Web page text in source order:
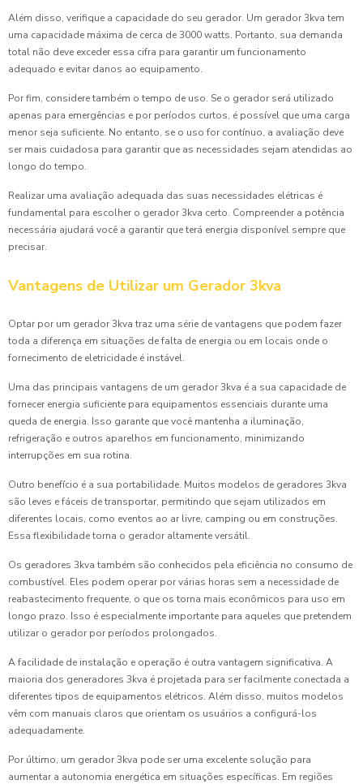
Além disso, verifique a capacidade do seu gerador. Um gerador 3kva tem
uma capacidade máxima de cerca de 3000 watts. Portanto, sua demanda
total não deve exceder essa cifra para garantir um funcionamento
adequado e evitar danos ao equipamento.
Por fim, considere também o tempo de uso. Se o gerador será utilizado
apenas para emergências e por períodos curtos, é possível que uma carga
menor seja suficiente. No entanto, se o uso for contínuo, a avaliação deve
ser mais cuidadosa para garantir que as necessidades sejam atendidas ao
longo do tempo.
Realizar uma avaliação adequada das suas necessidades elétricas é
fundamental para escolher o gerador 3kva certo. Compreender a potência
necessária ajudará você a garantir que terá energia disponível sempre que
precisar.
Vantagens de Utilizar um Gerador 3kva
Optar por um gerador 3kva traz uma série de vantagens que podem fazer
toda a diferença em situações de falta de energia ou em locais onde o
fornecimento de eletricidade é instável.
Uma das principais vantagens de um gerador 3kva é a sua capacidade de
fornecer energia suficiente para equipamentos essenciais durante uma
queda de energia. Isso garante que você mantenha a iluminação,
refrigeração e outros aparelhos em funcionamento, minimizando
interrupções em sua rotina.
Outro benefício é a sua portabilidade. Muitos modelos de geradores 3kva
são leves e fáceis de transportar, permitindo que sejam utilizados em
diferentes locais, como eventos ao ar livre, camping ou em construções.
Essa flexibilidade torna o gerador altamente versátil.
Os geradores 3kva também são conhecidos pela eficiência no consumo de
combustível. Eles podem operar por várias horas sem a necessidade de
reabastecimento frequente, o que os torna mais econômicos para uso em
longo prazo. Isso é especialmente importante para aqueles que pretendem
utilizar o gerador por períodos prolongados.
A facilidade de instalação e operação é outra vantagem significativa. A
maioria dos generadores 3kva é projetada para ser facilmente conectada a
diferentes tipos de equipamentos elétricos. Além disso, muitos modelos
vêm com manuais claros que orientam os usuários a configurá-los
adequadamente.
Por último, um gerador 3kva pode ser uma excelente solução para
aumentar a autonomia energética em situações específicas. Em regiões